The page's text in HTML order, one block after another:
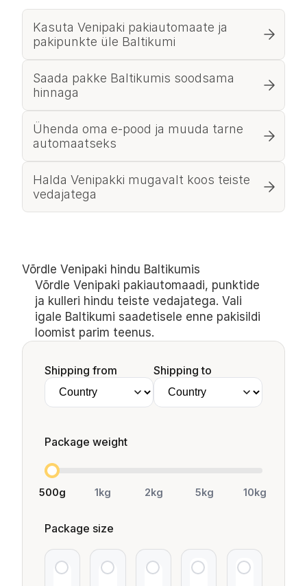
Kasuta Venipaki pakiautomaate ja
pakipunkte üle Baltikumi
Saada pakke Baltikumis soodsama
hinnaga
Ühenda oma e-pood ja muuda tarne
automaatseks
Halda Venipakki mugavalt koos teiste
vedajatega
Võrdle Venipaki hindu Baltikumis
Võrdle Venipaki pakiautomaadi, punktide
ja kulleri hindu teiste vedajatega. Vali
igale Baltikumi saadetisele enne pakisildi
loomist parim teenus.